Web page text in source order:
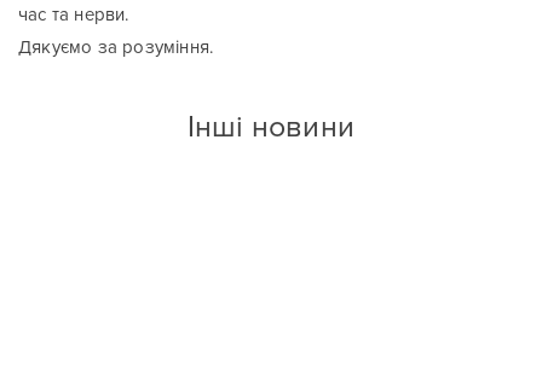
час та нерви.
Дякуємо за розуміння.
Інші новини